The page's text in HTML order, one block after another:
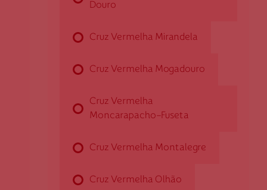
4640-389 Baião
3140-314 Pereira
Douro
Cruz Vermelha Mirandela
Cruz Vermelha Mogadouro
Cruz Vermelha
Moncarapacho-Fuseta
Cruz Vermelha Montalegre
Cruz Vermelha Olhão